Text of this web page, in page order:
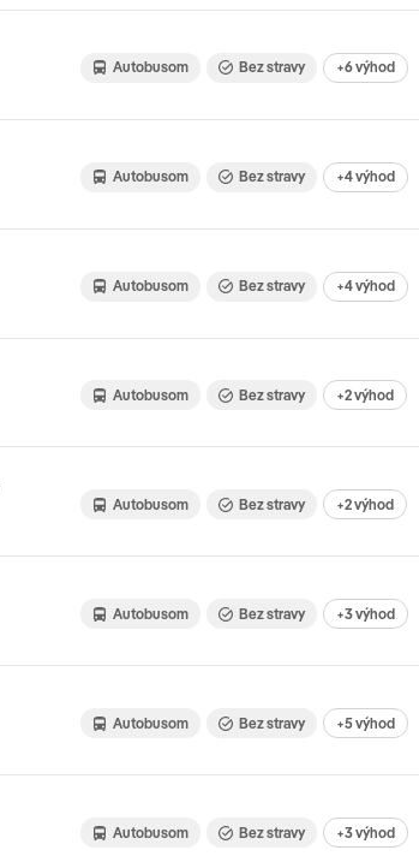
Autobusom Bez stravy +6 výhod
Autobusom Bez stravy +4 výhod
Autobusom Bez stravy +4 výhod
Autobusom Bez stravy +2 výhod
Autobusom Bez stravy +2 výhod
Autobusom Bez stravy +3 výhod
Autobusom Bez stravy +5 výhod
Autobusom Bez stravy +3 výhod